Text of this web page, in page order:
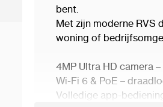
bent.
Met zijn moderne RVS
woning of
4MP Ultra HD camera
Wi-Fi 6 & PoE –
Volledige app-